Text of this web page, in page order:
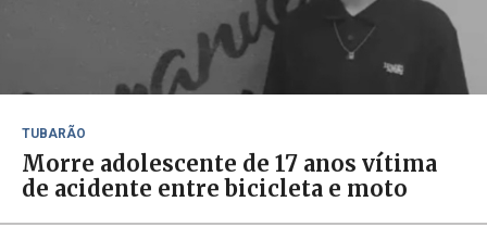
TUBARÃO
Morre adolescente de 17 anos vítima
de acidente entre bicicleta e moto